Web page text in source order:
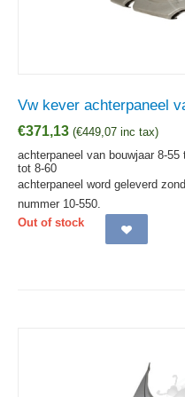
Vw kever achterpaneel
€371,13 (€449,07 inc tax)
achterpaneel van bouwjaar 8-
tot 8-60
achterpaneel word geleverd
nummer 10-550.
Out of stock